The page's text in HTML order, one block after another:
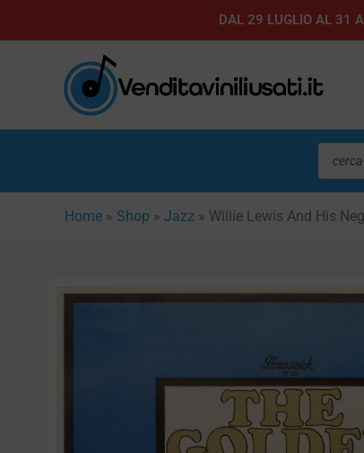
al
DAL 29 LUGLIO AL 31
Ricerca
Home » Shop » Jazz » Willie Lewis And His